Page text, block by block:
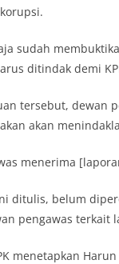
sudah
ditindak demi
tersebut, dewan
akan
menerima
ditulis, belum
pengawas terkait
menetapkan